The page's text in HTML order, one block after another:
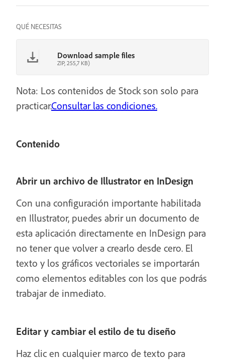
QUÉ NECESITAS
Download sample files
ZIP, 255,7 KB)
Nota: Los contenidos de Stock son solo para
practicar.Consultar las condiciones.
Contenido
Abrir un archivo de Illustrator en InDesign
Con una configuración importante habilitada
en Illustrator, puedes abrir un documento de
esta aplicación directamente en InDesign para
no tener que volver a crearlo desde cero. El
texto y los gráficos vectoriales se importarán
como elementos editables con los que podrás
trabajar de inmediato.
Editar y cambiar el estilo de tu diseño
Haz clic en cualquier marco de texto para